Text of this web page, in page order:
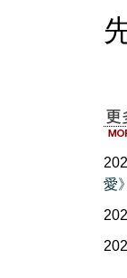
愛》